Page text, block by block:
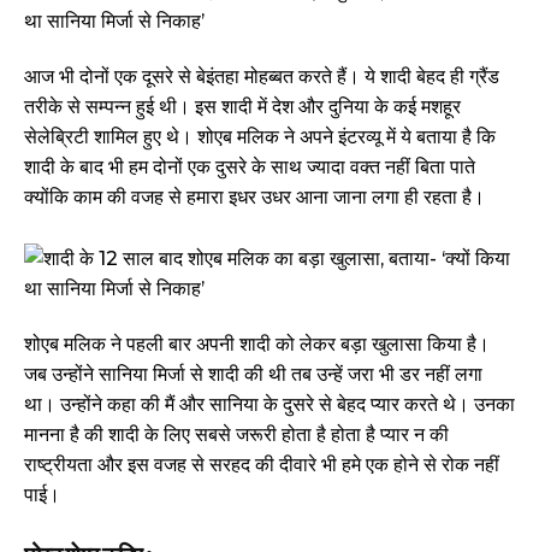
आज भी दोनों एक दूसरे से बेइंतहा मोहब्बत करते हैं। ये शादी बेहद ही ग्रैंड
तरीके से सम्पन्न हुई थी। इस शादी में देश और दुनिया के कई मशहूर
सेलेब्रिटी शामिल हुए थे। शोएब मलिक ने अपने इंटरव्यू में ये बताया है कि
शादी के बाद भी हम दोनों एक दुसरे के साथ ज्यादा वक्त नहीं बिता पाते
क्योंकि काम की वजह से हमारा इधर उधर आना जाना लगा ही रहता है।
शोएब मलिक ने पहली बार अपनी शादी को लेकर बड़ा खुलासा किया है।
जब उन्होंने सानिया मिर्जा से शादी की थी तब उन्हें जरा भी डर नहीं लगा
था। उन्होंने कहा की मैं और सानिया के दुसरे से बेहद प्यार करते थे। उनका
मानना है की शादी के लिए सबसे जरूरी होता है होता है प्यार न की
राष्ट्रीयता और इस वजह से सरहद की दीवारे भी हमे एक होने से रोक नहीं
पाई।